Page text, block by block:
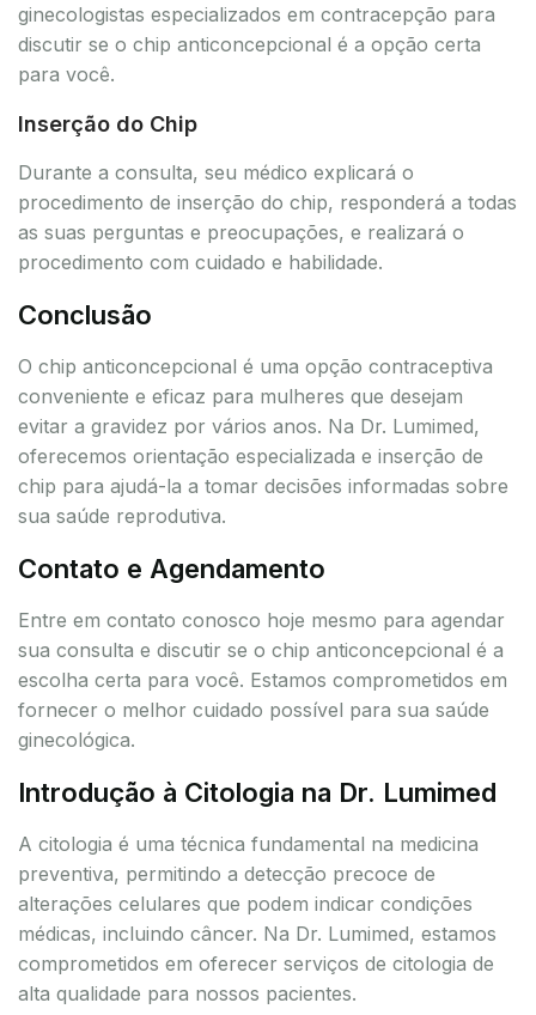
ginecologistas especializados em contracepção para
discutir se o chip anticoncepcional é a opção certa
para você.
Inserção do Chip
Durante a consulta, seu médico explicará o
procedimento de inserção do chip, responderá a todas
as suas perguntas e preocupações, e realizará o
procedimento com cuidado e habilidade.
Conclusão
O chip anticoncepcional é uma opção contraceptiva
conveniente e eficaz para mulheres que desejam
evitar a gravidez por vários anos. Na Dr. Lumimed,
oferecemos orientação especializada e inserção de
chip para ajudá-la a tomar decisões informadas sobre
sua saúde reprodutiva.
Contato e Agendamento
Entre em contato conosco hoje mesmo para agendar
sua consulta e discutir se o chip anticoncepcional é a
escolha certa para você. Estamos comprometidos em
fornecer o melhor cuidado possível para sua saúde
ginecológica.
Introdução à Citologia na Dr. Lumimed
A citologia é uma técnica fundamental na medicina
preventiva, permitindo a detecção precoce de
alterações celulares que podem indicar condições
médicas, incluindo câncer. Na Dr. Lumimed, estamos
comprometidos em oferecer serviços de citologia de
alta qualidade para nossos pacientes.